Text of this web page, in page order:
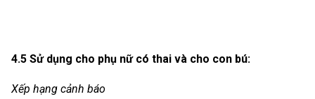
4.5 Sử dụng cho phụ nữ có thai và cho con bú:
Xếp hạng cảnh báo